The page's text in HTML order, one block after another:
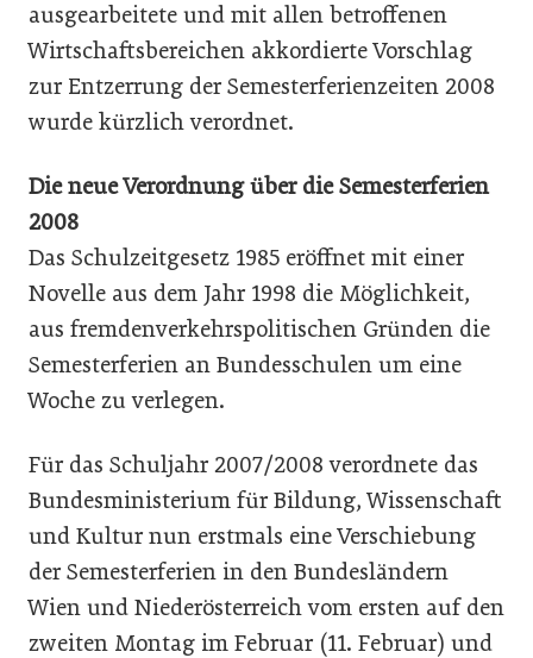
ausgearbeitete und mit allen betroffenen
Wirtschaftsbereichen akkordierte Vorschlag
zur Entzerrung der Semesterferienzeiten 2008
wurde kürzlich verordnet.
Die neue Verordnung über die Semesterferien
2008
Das Schulzeitgesetz 1985 eröffnet mit einer
Novelle aus dem Jahr 1998 die Möglichkeit,
aus fremdenverkehrspolitischen Gründen die
Semesterferien an Bundesschulen um eine
Woche zu verlegen.
Für das Schuljahr 2007/2008 verordnete das
Bundesministerium für Bildung, Wissenschaft
und Kultur nun erstmals eine Verschiebung
der Semesterferien in den Bundesländern
Wien und Niederösterreich vom ersten auf den
zweiten Montag im Februar (11. Februar) und